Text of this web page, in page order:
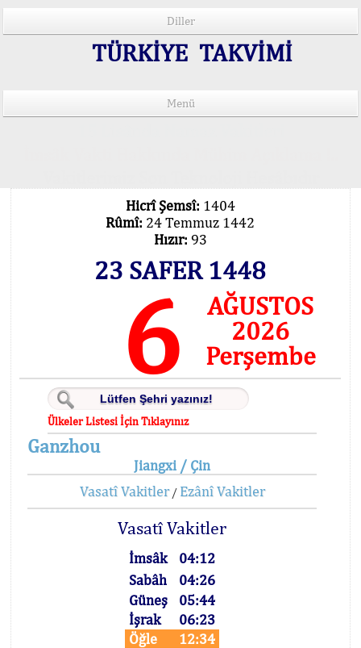
Diller
TÜRKİYE TAKVİMİ
Menü
Hicrî Şemsî: 1404
Rûmî: 24 Temmuz 1442
Hızır: 93
23 SAFER 1448
6
AĞUSTOS
2026
Perşembe
Ülkeler Listesi İçin Tıklayınız
Ganzhou
Jiangxi / Çin
Vasatî Vakitler/ Ezânî Vakitler
Vasatî Vakitler
İmsâk
04:12
Sabâh
04:26
Güneş
05:44
İşrak
06:23
Öğle
12:34